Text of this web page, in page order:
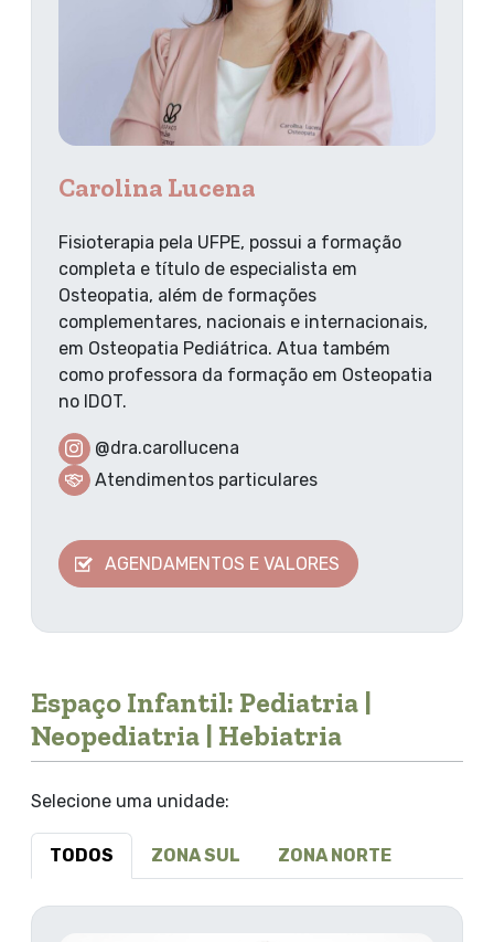
Carolina Lucena
Fisioterapia pela UFPE, possui a formação
completa e título de especialista em
Osteopatia, além de formações
complementares, nacionais e internacionais,
em Osteopatia Pediátrica. Atua também
como professora da formação em Osteopatia
no IDOT.
@dra.carollucena
Atendimentos particulares
AGENDAMENTOS E VALORES
Espaço Infantil: Pediatria |
Neopediatria | Hebiatria
Selecione uma unidade:
TODOS ZONA SUL ZONA NORTE